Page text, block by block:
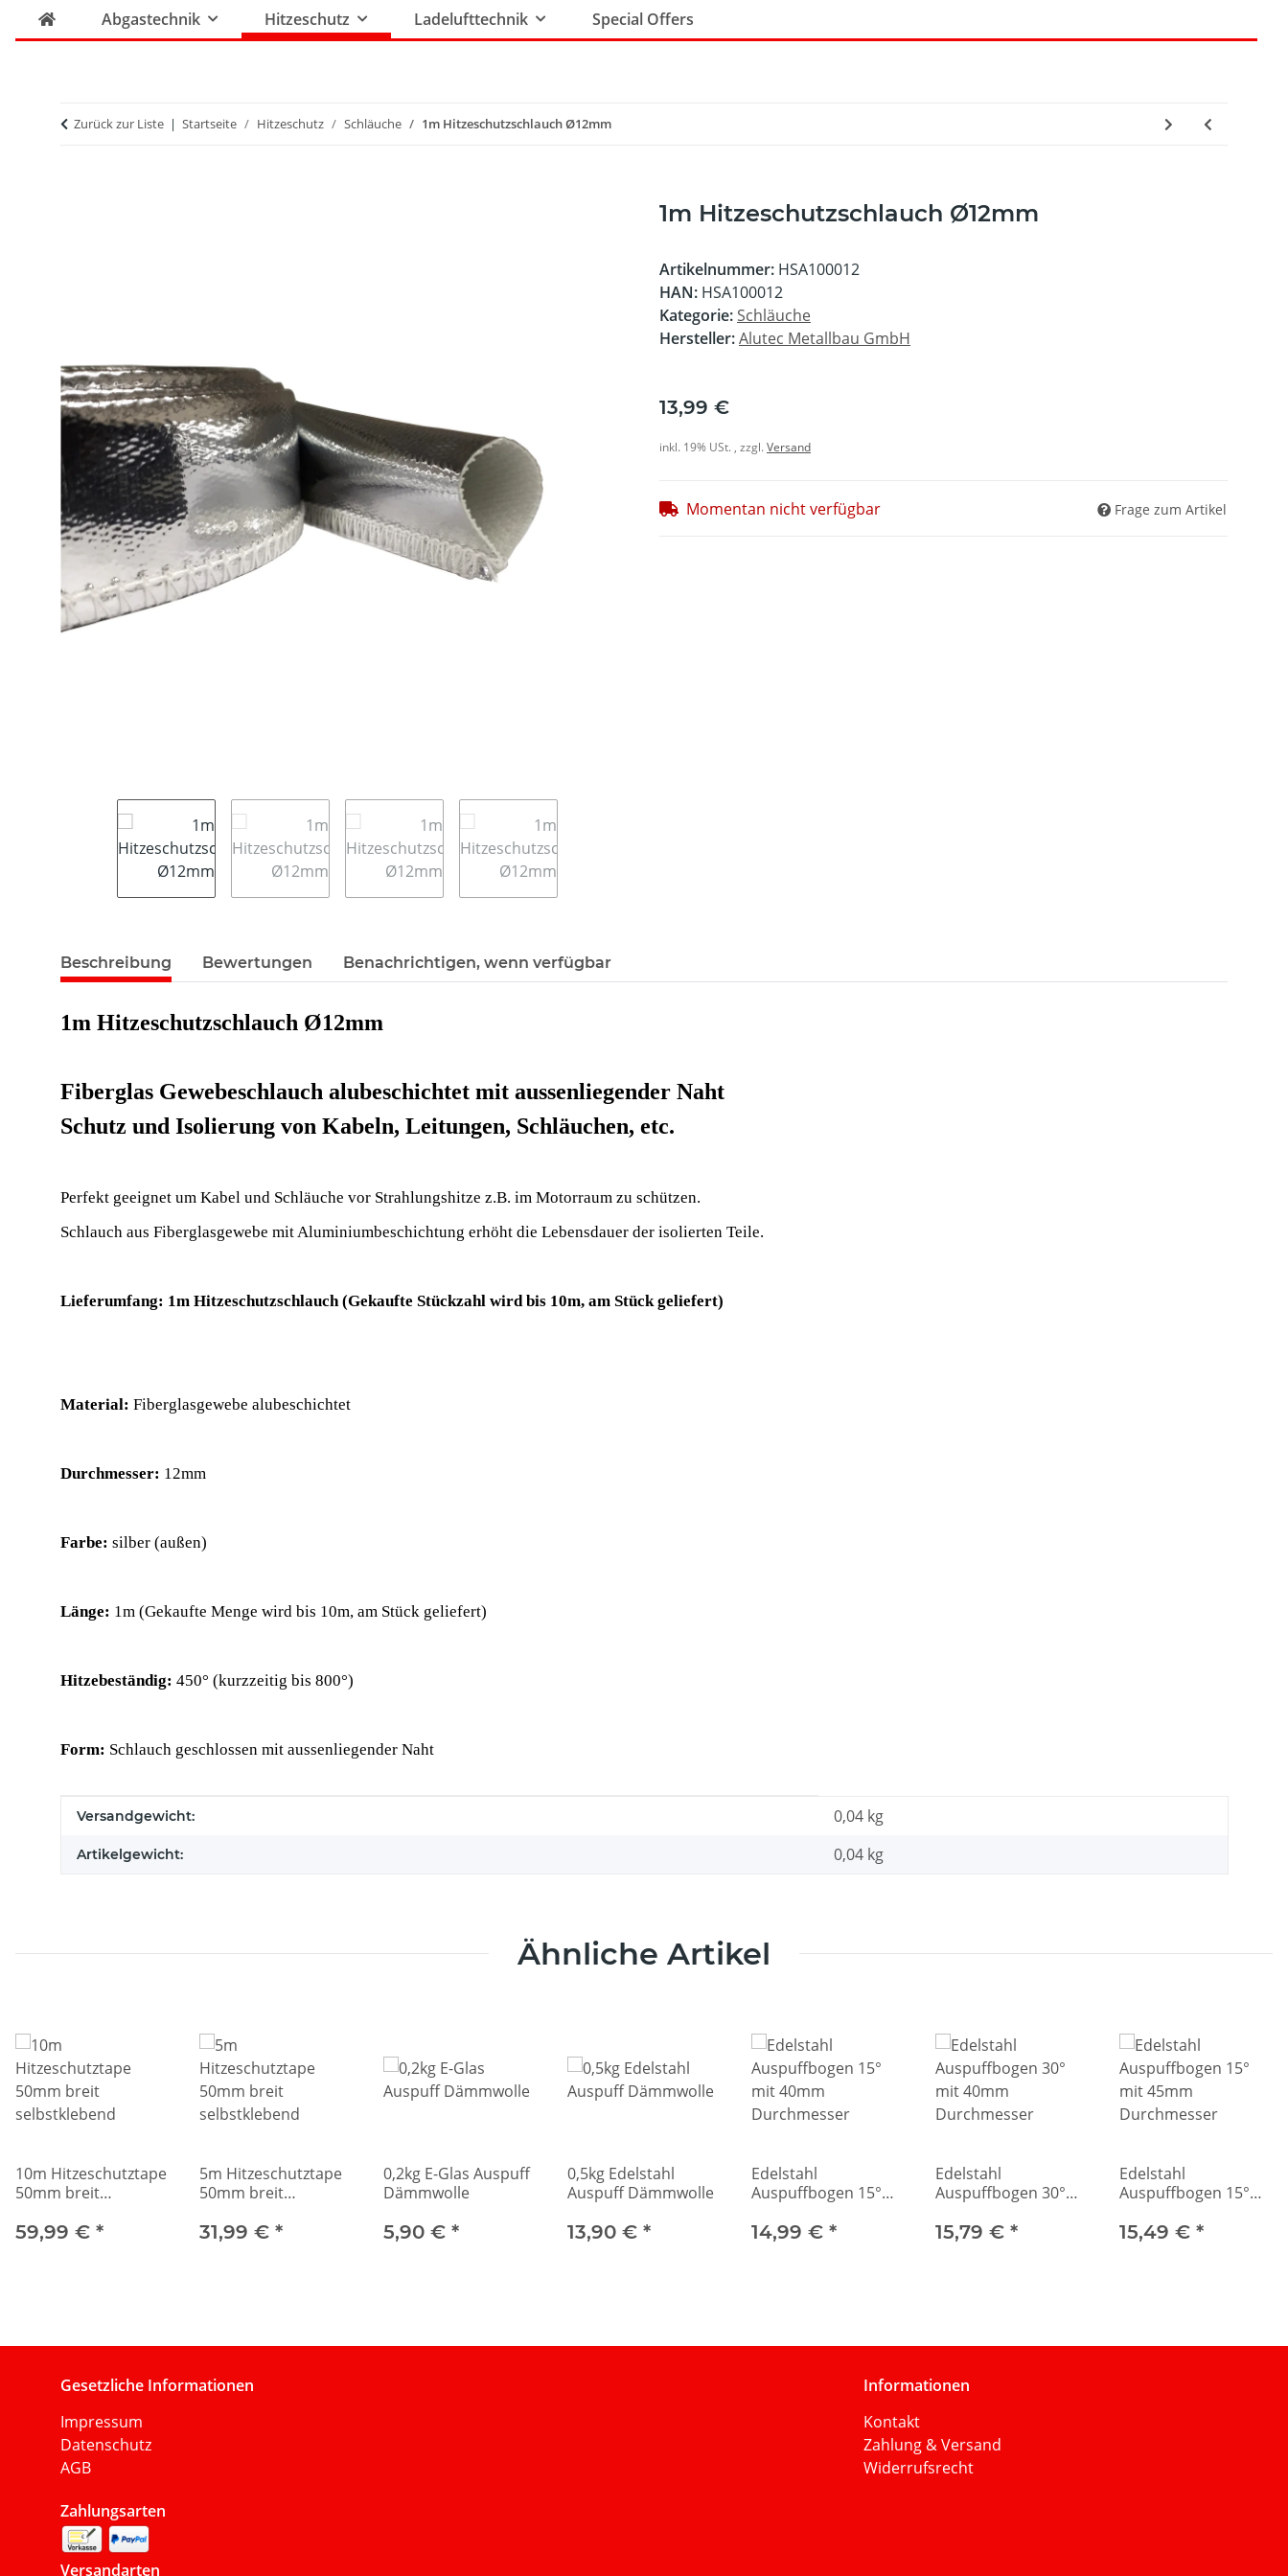
Abgastechnik Hitzeschutz Ladelufttechnik Special Offers
Zurück zur Liste Startseite Hitzeschutz Schläuche 1m Hitzeschutzschlauch Ø12mm
1m Hitzeschutzschlauch Ø12mm
Artikelnummer: HSA100012
HAN: HSA100012
Kategorie: Schläuche
Hersteller:Alutec Metallbau GmbH
13,99 €
inkl. 19% USt. , zzgl.Versand
Momentan nicht verfügbar Frage zum Artikel
Beschreibung Bewertungen Benachrichtigen, wenn verfügbar
1m Hitzeschutzschlauch Ø12mm
Fiberglas Gewebeschlauch alubeschichtet mit aussenliegender Naht
Schutz und Isolierung von Kabeln, Leitungen, Schläuchen, etc.
Perfekt geeignet um Kabel und Schläuche vor Strahlungshitze z.B. im Motorraum zu schützen.
Schlauch aus Fiberglasgewebe mit Aluminiumbeschichtung erhöht die Lebensdauer der isolierten Teile.
Lieferumfang: 1m Hitzeschutzschlauch (Gekaufte Stückzahl wird bis 10m, am Stück geliefert)
Material: Fiberglasgewebe alubeschichtet
Durchmesser: 12mm
Farbe: silber (außen)
Länge: 1m (Gekaufte Menge wird bis 10m, am Stück geliefert)
Hitzebeständig: 450° (kurzzeitig bis 800°)
Form: Schlauch geschlossen mit aussenliegender Naht
Produkteigenschaft
Wert
Versandgewicht: 0,04 kg
Artikelgewicht: 0,04 kg
Ähnliche Artikel
10m Hitzeschutztape
50mm breit
59,99 € *
5m Hitzeschutztape
50mm breit
31,99 € *
0,2kg E-Glas Auspuff
Dämmwolle
5,90 € *
0,5kg Edelstahl
Auspuff Dämmwolle
13,90 € *
Edelstahl
Auspuffbogen 15°
Durchmesser
14,99 € *
Edelstahl
Auspuffbogen 30°
Durchmesser
15,79 € *
Edelstahl
Auspuffbogen 15°
Durchmesser
15,49 € *
Gesetzliche Informationen
Impressum
Datenschutz
AGB
Informationen
Kontakt
Zahlung & Versand
Widerrufsrecht
Zahlungsarten
Versandarten